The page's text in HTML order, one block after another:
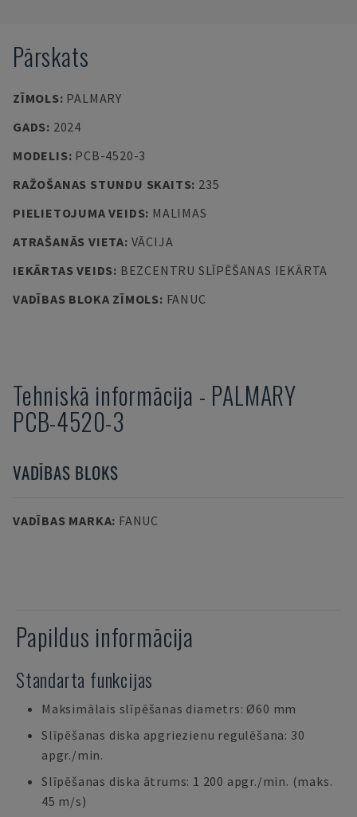
Pārskats
ZĪMOLS: PALMARY
GADS: 2024
MODELIS: PCB-4520-3
RAŽOŠANAS STUNDU SKAITS: 235
PIELIETOJUMA VEIDS: MALIMAS
ATRAŠANĀS VIETA: VĀCIJA
IEKĀRTAS VEIDS: BEZCENTRU SLĪPĒŠANAS IEKĀRTA
VADĪBAS BLOKA ZĪMOLS: FANUC
Tehniskā informācija - PALMARY
PCB-4520-3
VADĪBAS BLOKS
VADĪBAS MARKA: FANUC
Papildus informācija
Standarta funkcijas
Maksimālais slīpēšanas diametrs: Ø60 mm
Slīpēšanas diska apgriezienu regulēšana: 30
apgr./min.
Slīpēšanas diska ātrums: 1 200 apgr./min. (maks.
45 m/s)